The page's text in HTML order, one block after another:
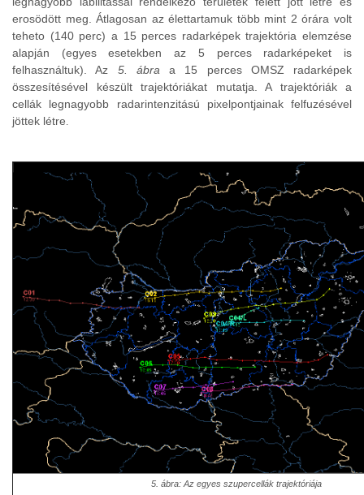
erosödött meg. Átlagosan az élettartamuk több mint 2 órára volt
teheto (140 perc) a 15 perces radarképek trajektória elemzése
alapján (egyes esetekben az 5 perces radarképeket is
felhasználtuk). Az 5. ábra a 15 perces OMSZ radarképek
összesítésével készült trajektóriákat mutatja. A trajektóriák a
cellák legnagyobb radarintenzitású pixelpontjainak felfuzésével
jöttek létre.
5. ábra: Az egyes szupercellák trajektóriája